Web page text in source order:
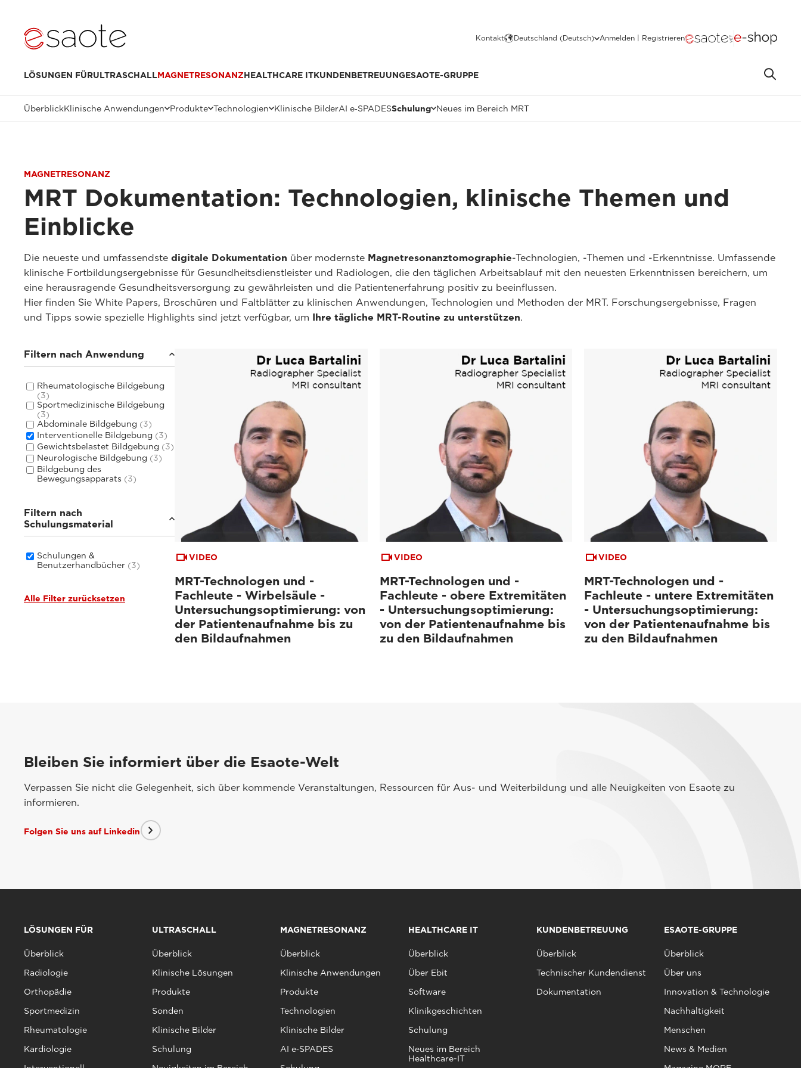
Kontakt Deutschland (Deutsch) Anmelden | Registrieren
LÖSUNGEN FÜRULTRASCHALLMAGNETRESONANZHEALTHCARE ITKUNDENBETREUUNGESAOTE-GRUPPE
ÜberblickKlinische Anwendungen Produkte Technologien Klinische BilderAI e‑SPADESSchulung Neues im Bereich MRT
MAGNETRESONANZ
MRT Dokumentation: Technologien, klinische Themen und
Einblicke
Die neueste und umfassendste digitale Dokumentation über modernste Magnetresonanztomographie-Technologien, -Themen und -Erkenntnisse. Umfassende
klinische Fortbildungsergebnisse für Gesundheitsdienstleister und Radiologen, die den täglichen Arbeitsablauf mit den neuesten Erkenntnissen bereichern, um
eine herausragende Gesundheitsversorgung zu gewährleisten und die Patientenerfahrung positiv zu beeinflussen.
Hier finden Sie White Papers, Broschüren und Faltblätter zu klinischen Anwendungen, Technologien und Methoden der MRT. Forschungsergebnisse, Fragen
und Tipps sowie spezielle Highlights sind jetzt verfügbar, um Ihre tägliche MRT-Routine zu unterstützen.
Filtern nach Anwendung
Rheumatologische Bildgebung
(3)
Sportmedizinische Bildgebung
(3)
Abdominale Bildgebung (3)
Interventionelle Bildgebung (3)
Gewichtsbelastet Bildgebung (3)
Neurologische Bildgebung (3)
Bildgebung des
Bewegungsapparats (3)
Filtern nach
Schulungsmaterial
Schulungen &
Benutzerhandbücher (3)
Alle Filter zurücksetzen
VIDEO
MRT-Technologen und -
Fachleute - Wirbelsäule -
Untersuchungsoptimierung: von
der Patientenaufnahme bis zu
den Bildaufnahmen
VIDEO
MRT-Technologen und -
Fachleute - obere Extremitäten
- Untersuchungsoptimierung:
von der Patientenaufnahme bis
zu den Bildaufnahmen
VIDEO
MRT-Technologen und -
Fachleute - untere Extremitäten
- Untersuchungsoptimierung:
von der Patientenaufnahme bis
zu den Bildaufnahmen
Bleiben Sie informiert über die Esaote-Welt
Verpassen Sie nicht die Gelegenheit, sich über kommende Veranstaltungen, Ressourcen für Aus- und Weiterbildung und alle Neuigkeiten von Esaote zu
informieren.
Folgen Sie uns auf Linkedin
LÖSUNGEN FÜR
Überblick
Radiologie
Orthopädie
Sportmedizin
Rheumatologie
Kardiologie
ULTRASCHALL
Überblick
Klinische Lösungen
Produkte
Sonden
Klinische Bilder
Schulung
MAGNETRESONANZ
Überblick
Klinische Anwendungen
Produkte
Technologien
Klinische Bilder
AI e‑SPADES
HEALTHCARE IT
Überblick
Über Ebit
Software
Klinikgeschichten
Schulung
Neues im Bereich
Healthcare-IT
KUNDENBETREUUNG
Überblick
Technischer Kundendienst
Dokumentation
ESAOTE-GRUPPE
Überblick
Über uns
Innovation & Technologie
Nachhaltigkeit
Menschen
News & Medien